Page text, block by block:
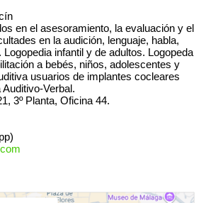
en el asesoramiento, la evaluación y el
en la audición, lenguaje, habla,
infantil y de adultos. Logopeda
a bebés, niños, adolescentes y
usuarios de implantes cocleares
Verbal.
3º Planta, Oficina 44.